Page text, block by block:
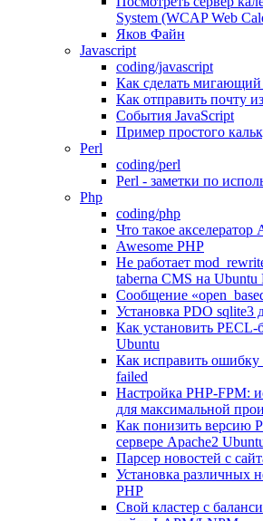
System (WCAP Web
Яков Файн
Javascript
coding/javascript
Как сделать мигающий
Как отправить почту
События JavaScript
Пример простого
Perl
coding/perl
Perl - заметки по
Php
coding/php
Что такое акселератор
Awesome PHP
Не работает
taberna CMS на Ubuntu
Сообщение
Установка PDO sqlite3
Как установить PECL-
Ubuntu
Как исправить
failed
Настройка PHP-FPM:
для максимальной
Как понизить версию
сервере Apache2
Парсер новостей с
Установка различных
PHP
Свой кластер с